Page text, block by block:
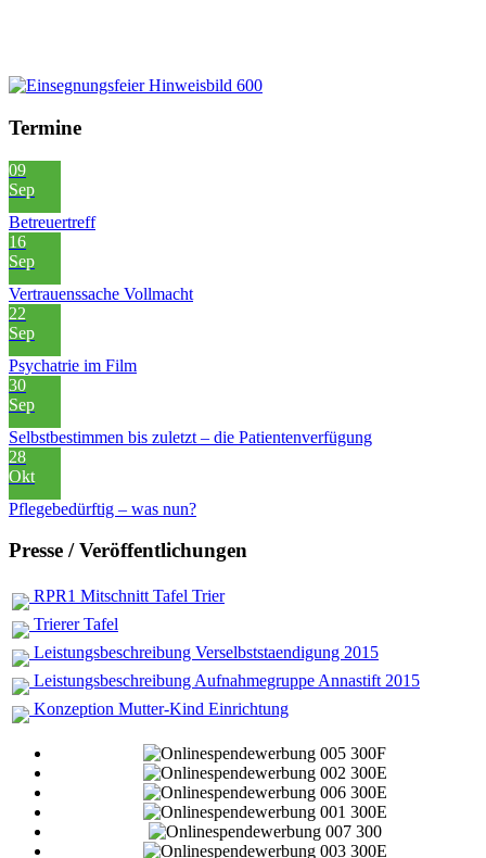
Termine
09
Sep
Betreuertreff
16
Sep
Vertrauenssache Vollmacht
22
Sep
Psychatrie im Film
30
Sep
Selbstbestimmen bis zuletzt – die Patientenverfügung
28
Okt
Pflegebedürftig – was nun?
Presse / Veröffentlichungen
RPR1 Mitschnitt Tafel Trier
Trierer Tafel
Leistungsbeschreibung Verselbststaendigung 2015
Leistungsbeschreibung Aufnahmegruppe Annastift 2015
Konzeption Mutter-Kind Einrichtung